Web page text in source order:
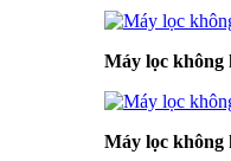
Máy lọc không
Máy lọc không